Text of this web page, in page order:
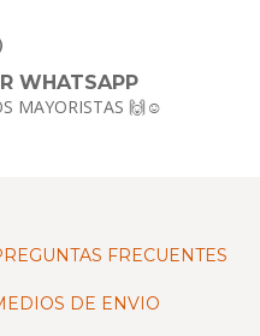
WHATSAPP
MAYORISTAS 🙌☺️
FRECUENTES
DE ENVIO